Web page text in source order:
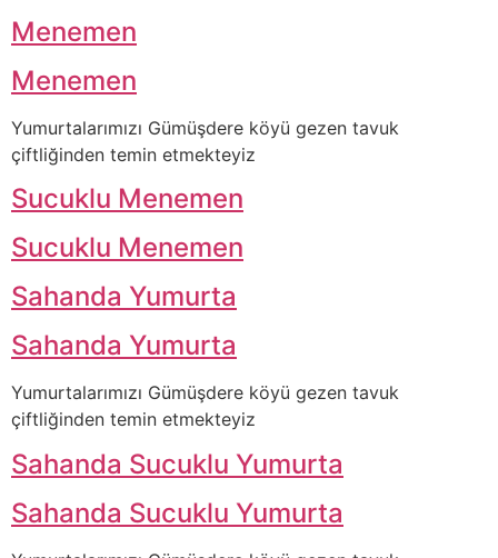
Menemen
Menemen
Yumurtalarımızı Gümüşdere köyü gezen tavuk
çiftliğinden temin etmekteyiz
Sucuklu Menemen
Sucuklu Menemen
Sahanda Yumurta
Sahanda Yumurta
Yumurtalarımızı Gümüşdere köyü gezen tavuk
çiftliğinden temin etmekteyiz
Sahanda Sucuklu Yumurta
Sahanda Sucuklu Yumurta